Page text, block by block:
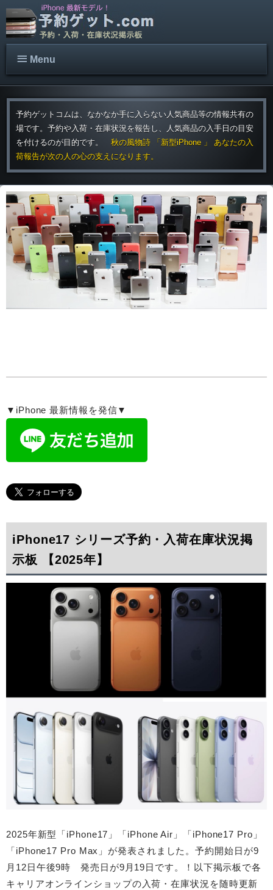
Menu
予約ゲットコムは、なかなか手に入らない人気商品等の情報共有の
場です。予約や入荷・在庫状況を報告し、人気商品の入手日の目安
を付けるのが目的です。 秋の風物詩 「新型iPhone 」 あなたの入
荷報告が次の人の心の支えになります。
▼iPhone 最新情報を発信▼
iPhone17 シリーズ予約・入荷在庫状況掲
示板 【2025年】
2025年新型「iPhone17」「iPhone Air」「iPhone17 Pro」
「iPhone17 Pro Max」が発表されました。予約開始日が9
月12日午後9時 発売日が9月19日です。！以下掲示板で各
キャリアオンラインショップの入荷・在庫状況を随時更新